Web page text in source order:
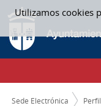
Utilizamos cookies
Saltar al contenido
ACTAS MESAS
CAMINO DE MIGAS
Sede Electrónica